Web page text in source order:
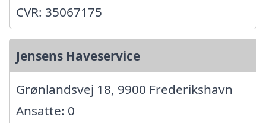
CVR: 35067175
Jensens Haveservice
Grønlandsvej 18, 9900 Frederikshavn
Ansatte: 0